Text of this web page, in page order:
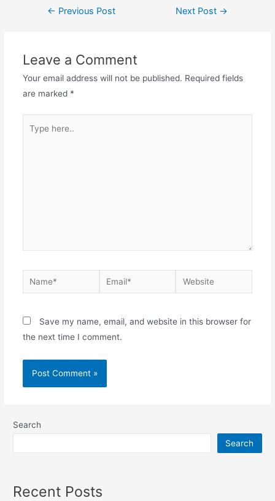
← Previous Post Next Post →
Leave a Comment
Your email address will not be published. Required fields
are marked *
Save my name, email, and website in this browser for
the next time I comment.
Search
Search
Recent Posts